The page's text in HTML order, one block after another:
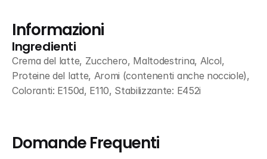
Informazioni
Ingredienti
Crema del latte, Zucchero, Maltodestrina, Alcol,
Proteine del latte, Aromi (contenenti anche nocciole),
Coloranti: E150d, E110, Stabilizzante: E452i
Domande Frequenti